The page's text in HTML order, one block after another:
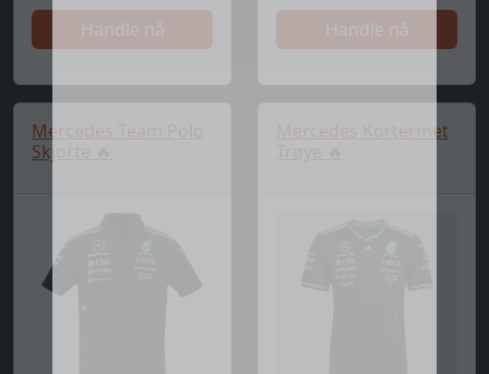
Handle nå Handle nå
Mercedes Team Polo
Skjorte 🔥
Mercedes Kortermet
Trøye 🔥